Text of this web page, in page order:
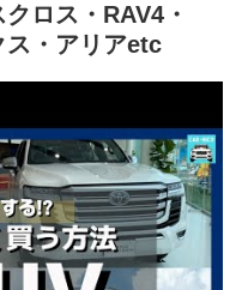
ロス・RAV4・
ス・アリアetc